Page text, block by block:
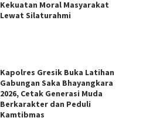
Kekuatan Moral Masyarakat
Lewat Silaturahmi
Kapolres Gresik Buka Latihan
Gabungan Saka Bhayangkara
2026, Cetak Generasi Muda
Berkarakter dan Peduli
Kamtibmas